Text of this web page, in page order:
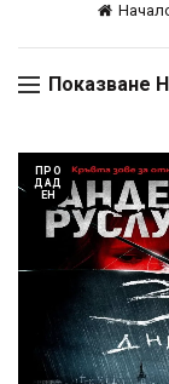
Показване
ПРО
ДАД
ЕН